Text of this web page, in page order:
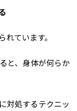
ています。
と、身体が何らか
対処するテクニッ